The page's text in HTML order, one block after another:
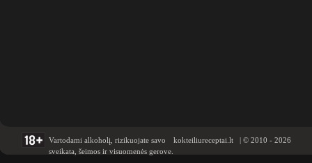
kokteiliureceptai.lt | © 2010 - 2026
Vartodami alkoholį, rizikuojate savo
sveikata, šeimos ir visuomenės gerove.